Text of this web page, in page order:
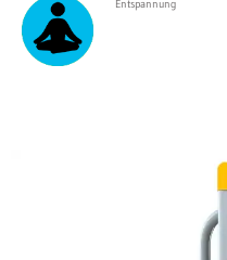
Entspannung